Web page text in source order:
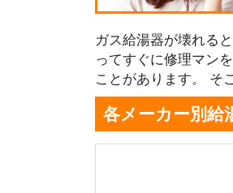
ガス給湯器が壊れる
ってすぐに修理マン
ことがあります。 そ
各メーカー別給